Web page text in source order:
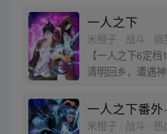
一人之下
米橙子 · 战斗 · 搞
【一人之下6定
清明回乡，遭遇
自己打工的快递
的身世，也为了
一人之下番外
米橙子 · 战斗 · 热